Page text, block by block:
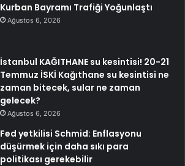
Kurban Bayramı Trafiği Yoğunlaştı
Ağustos 6, 2026
İstanbul KAĞITHANE su kesintisi! 20-21
Temmuz İSKİ Kağıthane su kesintisi ne
zaman bitecek, sular ne zaman
gelecek?
Ağustos 6, 2026
Fed yetkilisi Schmid: Enflasyonu
düşürmek için daha sıkı para
politikası gerekebilir